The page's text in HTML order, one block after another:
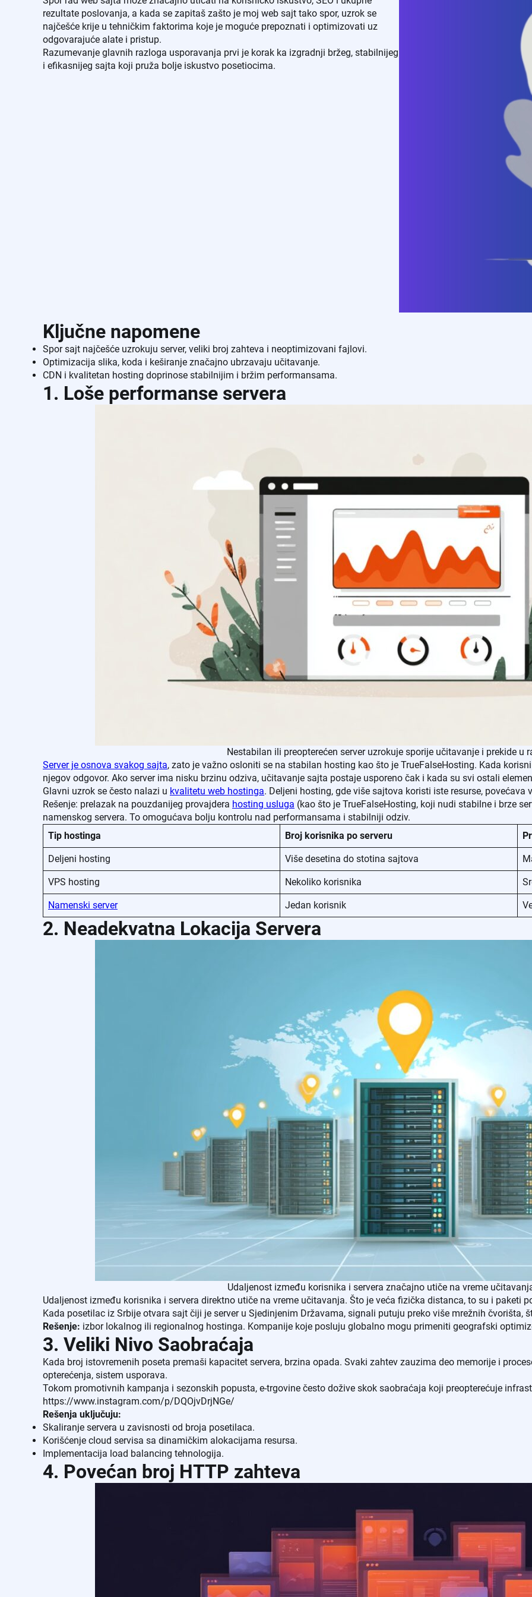
rezultate poslovanja, a kada se zapitaš zašto je moj web sajt tako spor, uzrok se
najčešće krije u tehničkim faktorima koje je moguće prepoznati i optimizovati uz
odgovarajuće alate i pristup.
Razumevanje glavnih razloga usporavanja prvi je korak ka izgradnji bržeg, stabilnijeg
i efikasnijeg sajta koji pruža bolje iskustvo posetiocima.
Ključne napomene
Spor sajt najčešće uzrokuju server, veliki broj zahteva i neoptimizovani fajlovi.
Optimizacija slika, koda i keširanje značajno ubrzavaju učitavanje.
CDN i kvalitetan hosting doprinose stabilnijim i bržim performansama.
1. Loše performanse servera
Nestabilan ili preopterećen server uzrokuje sporije učitavanje i prekide u
Server je osnova svakog sajta, zato je važno osloniti se na stabilan hosting kao što je TrueFalseHosting. Kada
njegov odgovor. Ako server ima nisku brzinu odziva, učitavanje sajta postaje usporeno čak i kada su svi ostali
Glavni uzrok se često nalazi u kvalitetu web hostinga. Deljeni hosting, gde više sajtova koristi iste resurse,
Rešenje: prelazak na pouzdanijeg provajdera hosting usluga (kao što je TrueFalseHosting, koji nudi stabilne i brze
namenskog servera. To omogućava bolju kontrolu nad performansama i stabilniji odziv.
Tip hostinga
Broj korisnika po serveru
Deljeni hosting Više desetina do stotina sajtova
VPS hosting Nekoliko korisnika
Namenski server Jedan korisnik
2. Neadekvatna Lokacija Servera
Udaljenost između korisnika i servera značajno utiče na vreme
Udaljenost između korisnika i servera direktno utiče na vreme učitavanja. Što je veća fizička distanca, to su i paketi
Kada posetilac iz Srbije otvara sajt čiji je server u Sjedinjenim Državama, signali putuju preko više mrežnih čvorišta,
Rešenje: izbor lokalnog ili regionalnog hostinga. Kompanije koje posluju globalno mogu primeniti geografski
3. Veliki Nivo Saobraćaja
Kada broj istovremenih poseta premaši kapacitet servera, brzina opada. Svaki zahtev zauzima deo memorije i
opterećenja, sistem usporava.
Tokom promotivnih kampanja i sezonskih popusta, e‑trgovine često dožive skok saobraćaja koji preopterećuje
https://www.instagram.com/p/DQOjvDrjNGe/
Rešenja uključuju:
Skaliranje servera u zavisnosti od broja posetilaca.
Korišćenje cloud servisa sa dinamičkim alokacijama resursa.
Implementacija load balancing tehnologija.
4. Povećan broj HTTP zahteva